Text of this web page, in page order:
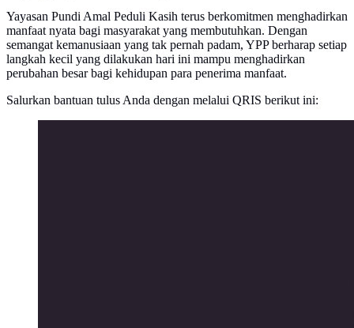
Yayasan Pundi Amal Peduli Kasih terus berkomitmen menghadirkan
manfaat nyata bagi masyarakat yang membutuhkan. Dengan
semangat kemanusiaan yang tak pernah padam, YPP berharap setiap
langkah kecil yang dilakukan hari ini mampu menghadirkan
perubahan besar bagi kehidupan para penerima manfaat.
Salurkan bantuan tulus Anda dengan melalui QRIS berikut ini: